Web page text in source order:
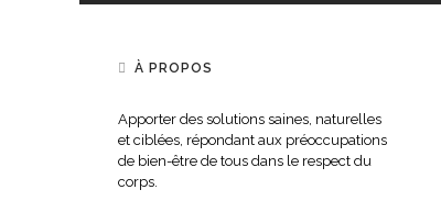
À PROPOS
Apporter des solutions saines, naturelles
et ciblées, répondant aux préoccupations
de bien-être de tous dans le respect du
corps.